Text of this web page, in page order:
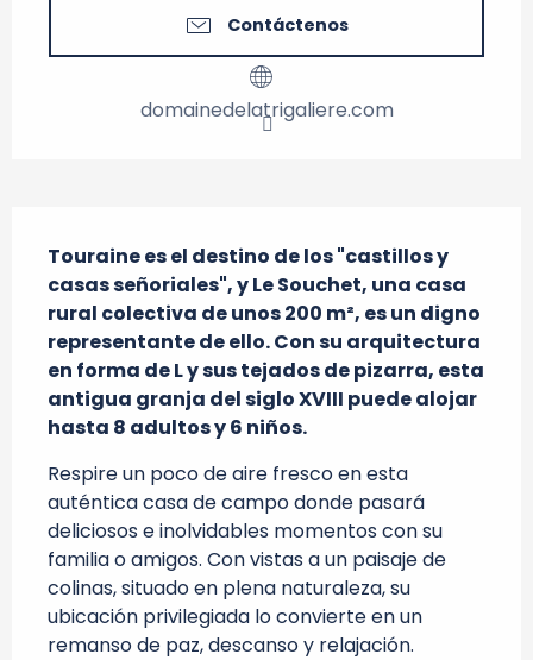
Contáctenos
domainedelatrigaliere.com
Touraine es el destino de los "castillos y
casas señoriales", y Le Souchet, una casa
rural colectiva de unos 200 m², es un digno
representante de ello. Con su arquitectura
en forma de L y sus tejados de pizarra, esta
antigua granja del siglo XVIII puede alojar
hasta 8 adultos y 6 niños.
Respire un poco de aire fresco en esta
auténtica casa de campo donde pasará
deliciosos e inolvidables momentos con su
familia o amigos. Con vistas a un paisaje de
colinas, situado en plena naturaleza, su
ubicación privilegiada lo convierte en un
remanso de paz, descanso y relajación.